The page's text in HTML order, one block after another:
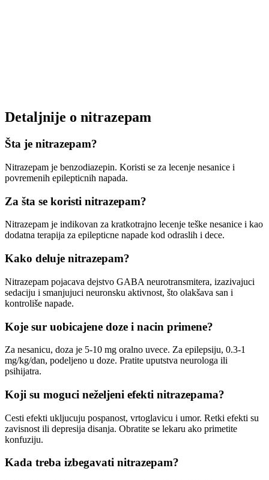
Detaljnije o nitrazepam
Šta je nitrazepam?
Nitrazepam je benzodiazepin. Koristi se za lecenje nesanice i
povremenih epilepticnih napada.
Za šta se koristi nitrazepam?
Nitrazepam je indikovan za kratkotrajno lecenje teške nesanice i kao
dodatna terapija za epilepticne napade kod odraslih i dece.
Kako deluje nitrazepam?
Nitrazepam pojacava dejstvo GABA neurotransmitera, izazivajuci
sedaciju i smanjujuci neuronsku aktivnost, što olakšava san i
kontroliše napade.
Koje sur uobicajene doze i nacin primene?
Za nesanicu, doza je 5-10 mg oralno uvece. Za epilepsiju, 0.3-1
mg/kg/dan, podeljeno u doze. Pratite uputstva neurologa ili
psihijatra.
Koji su moguci neželjeni efekti nitrazepama?
Cesti efekti ukljucuju pospanost, vrtoglavicu i umor. Retki efekti su
zavisnost ili depresija disanja. Obratite se lekaru ako primetite
konfuziju.
Kada treba izbegavati nitrazepam?